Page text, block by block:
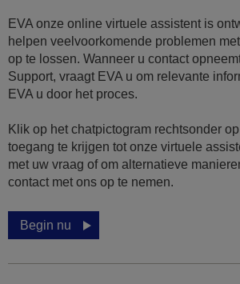
EVA onze online virtuele assistent is
helpen veelvoorkomende problemen
op te lossen. Wanneer u contact
Support, vraagt EVA u om relevante
EVA u door het proces.
Klik op het chatpictogram rechtsonder
toegang te krijgen tot onze virtuele
met uw vraag of om alternatieve
contact met ons op te nemen.
Begin nu